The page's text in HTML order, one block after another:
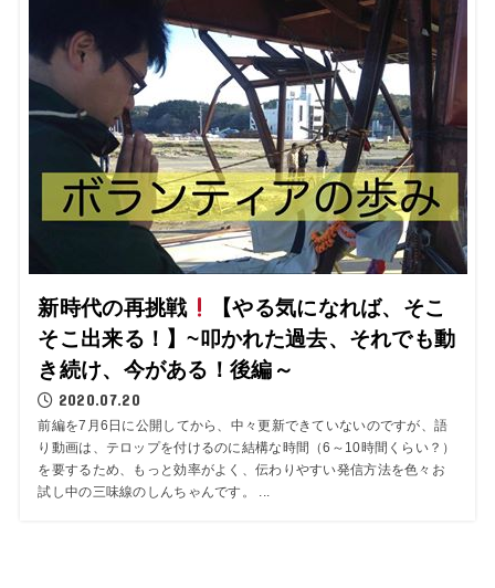
新時代の再挑戦
【やる気になれば、そこ
そこ出来る！】~叩かれた過去、それでも動
き続け、今がある！後編～
2020.07.20
前編を7月6日に公開してから、中々更新できていないのですが、語
り動画は、テロップを付けるのに結構な時間（6～10時間くらい？）
を要するため、もっと効率がよく、伝わりやすい発信方法を色々お
試し中の三味線のしんちゃんです。 ...